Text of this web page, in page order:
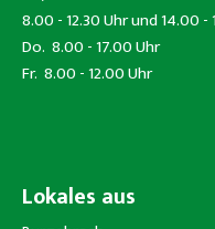
8.00 - 12.30 Uhr und 14.00 -
Do. 8.00 - 17.00 Uhr
Fr. 8.00 - 12.00 Uhr
Lokales aus